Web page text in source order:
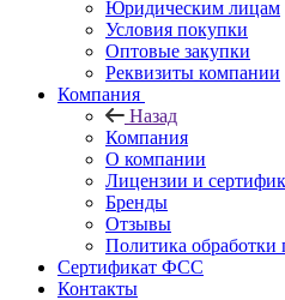
Юридическим лицам
Условия покупки
Оптовые закупки
Реквизиты компании
Компания
Назад
Компания
О компании
Лицензии и
Бренды
Отзывы
Политика
Сертификат ФСС
Контакты